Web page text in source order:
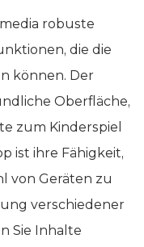
robuste
die die
können. Der
Oberfläche,
zum Kinderspiel
ist ihre Fähigkeit,
von Geräten zu
verschiedener
Sie Inhalte